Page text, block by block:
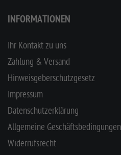
INFORMATIONEN
Ihr Kontakt zu uns
Zahlung & Versand
Hinweisgeberschutzgesetz
Impressum
Datenschutzerklärung
Allgemeine Geschäftsbedingungen
Widerrufsrecht